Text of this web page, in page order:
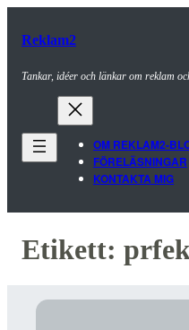
Reklam2
Tankar, idéer och länkar om reklam
OM REKLAM2-
FÖRELÄSNINGAR
KONTAKTA MIG
Etikett: